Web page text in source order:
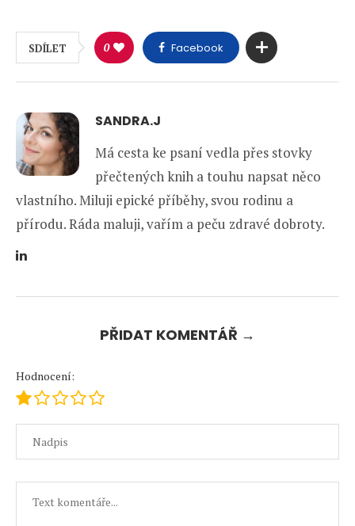
SDÍLET 0 Facebook
SANDRA.J
Má cesta ke psaní vedla přes stovky
přečtených knih a touhu napsat něco
vlastního. Miluji epické příběhy, svou rodinu a
přírodu. Ráda maluji, vařím a peču zdravé dobroty.
PŘIDAT KOMENTÁŘ →
Hodnocení: